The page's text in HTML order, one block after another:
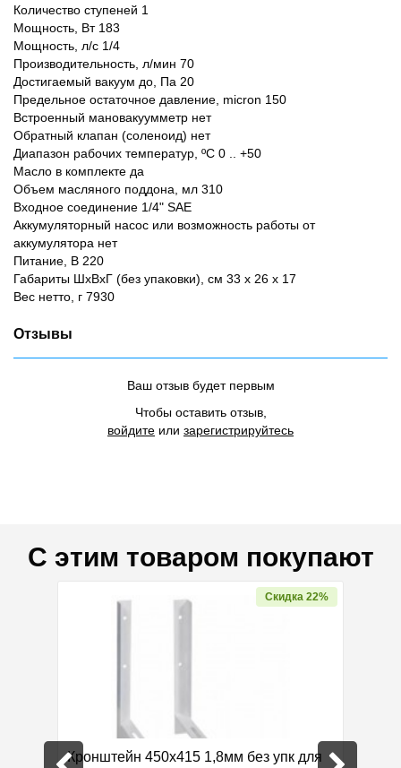
Количество ступеней 1
Мощность, Вт 183
Мощность, л/с 1/4
Производительность, л/мин 70
Достигаемый вакуум до, Па 20
Предельное остаточное давление, micron 150
Встроенный мановакуумметр нет
Обратный клапан (соленоид) нет
Диапазон рабочих температур, ºС 0 .. +50
Масло в комплекте да
Объем масляного поддона, мл 310
Входное соединение 1/4" SAE
Аккумуляторный насос или возможность работы от
аккумулятора нет
Питание, В 220
Габариты ШхВхГ (без упаковки), см 33 х 26 х 17
Вес нетто, г 7930
Отзывы
Ваш отзыв будет первым
Чтобы оставить отзыв,
войдите или зарегистрируйтесь
С этим товаром покупают
Скидка 22%
Кронштейн 450х415 1,8мм без упк для